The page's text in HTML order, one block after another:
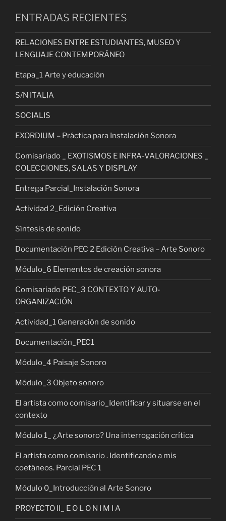
ENTRADAS RECIENTES
RELACIONES ENTRE ESTUDIANTES, MUSEO Y
LENGUAJE CONTEMPORÁNEO
Etapa_1 Arte y educación
S/N ITALIA
SOCIALIS
EXORDIUM – Práctica para Instalación Sonora
Comisariado _ EXOTISMOS E INFRA-VALORACIONES _
COLECCIONES, SALAS Y DISPLAY
Entrega Parcial_Instalación Sonora
Actividad 2_Edición Creativa
Síntesis de sonido
Documentación PEC 2 Edición Creativa – Arte Sonoro
Módulo_6 Elementos de creación sonora
Comisariado PEC_3 CONTEXTO Y AUTO-
ORGANIZACIÓN
Actividad_1 Generación de sonido
Documentación_PEC1
Módulo_4 Paisaje Sonoro
Módulo_3 Objeto sonoro
El artista como comisario_Identificar y situarse en el
contexto
Módulo 1_ ¿Arte sonoro? Una interrogación crítica
El artista como comisario . Identificando a mis
coetáneos. Parcial PEC 1
Módulo 0_Introducción al Arte Sonoro
PROYECTO II_ E O L O N I M I A